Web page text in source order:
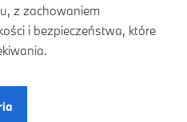
z zachowaniem
i bezpieczeństwa, które